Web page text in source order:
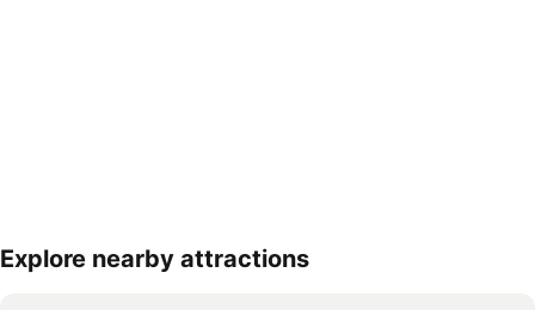
展開地圖
Explore nearby attractions